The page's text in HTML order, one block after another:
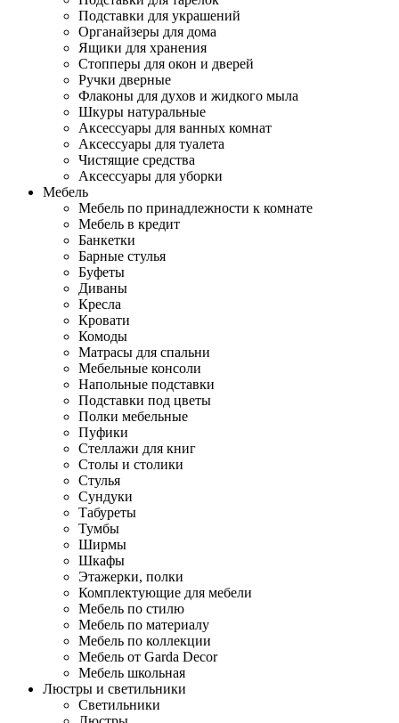
Подставки для украшений
Органайзеры для дома
Ящики для хранения
Стопперы для окон и дверей
Ручки дверные
Флаконы для духов и жидкого мыла
Шкуры натуральные
Аксессуары для ванных комнат
Аксессуары для туалета
Чистящие средства
Аксессуары для уборки
Мебель
Мебель по принадлежности к комнате
Мебель в кредит
Банкетки
Барные стулья
Буфеты
Диваны
Кресла
Кровати
Комоды
Матрасы для спальни
Мебельные консоли
Напольные подставки
Подставки под цветы
Полки мебельные
Пуфики
Стеллажи для книг
Столы и столики
Стулья
Сундуки
Табуреты
Тумбы
Ширмы
Шкафы
Этажерки, полки
Комплектующие для мебели
Мебель по стилю
Мебель по материалу
Мебель по коллекции
Мебель от Garda Decor
Мебель школьная
Люстры и светильники
Светильники